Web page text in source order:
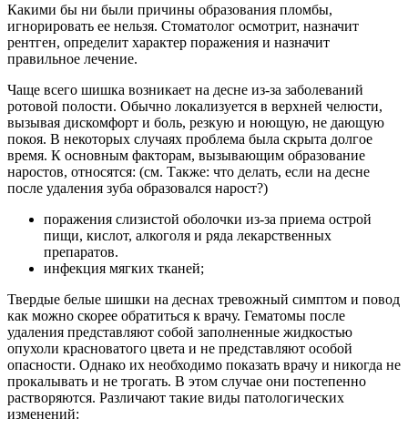
Какими бы ни были причины образования пломбы,
игнорировать ее нельзя. Стоматолог осмотрит, назначит
рентген, определит характер поражения и назначит
правильное лечение.
Чаще всего шишка возникает на десне из-за заболеваний
ротовой полости. Обычно локализуется в верхней челюсти,
вызывая дискомфорт и боль, резкую и ноющую, не дающую
покоя. В некоторых случаях проблема была скрыта долгое
время. К основным факторам, вызывающим образование
наростов, относятся: (см. Также: что делать, если на десне
после удаления зуба образовался нарост?)
поражения слизистой оболочки из-за приема острой
пищи, кислот, алкоголя и ряда лекарственных
препаратов.
инфекция мягких тканей;
Твердые белые шишки на деснах тревожный симптом и повод
как можно скорее обратиться к врачу. Гематомы после
удаления представляют собой заполненные жидкостью
опухоли красноватого цвета и не представляют особой
опасности. Однако их необходимо показать врачу и никогда не
прокалывать и не трогать. В этом случае они постепенно
растворяются. Различают такие виды патологических
изменений: